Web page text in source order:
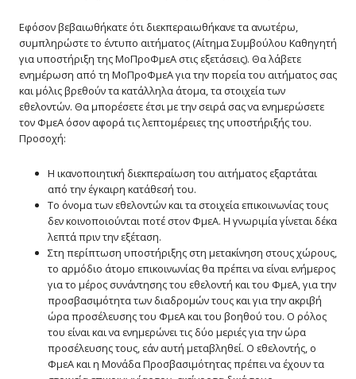
Εφόσον βεβαιωθήκατε ότι διεκπεραιωθήκανε τα ανωτέρω,
συμπληρώστε το έντυπο αιτήματος (Αίτημα Συμβούλου Καθηγητή
για υποστήριξη της ΜοΠροΦμεΑ στις εξετάσεις). Θα λάβετε
ενημέρωση από τη ΜοΠροΦμεΑ για την πορεία του αιτήματος σας
και μόλις βρεθούν τα κατάλληλα άτομα, τα στοιχεία των
εθελοντών. Θα μπορέσετε έτσι με την σειρά σας να ενημερώσετε
τον ΦμεΑ όσον αφορά τις λεπτομέρειες της υποστήριξής του.
Προσοχή:
Η ικανοποιητική διεκπεραίωση του αιτήματος εξαρτάται
από την έγκαιρη κατάθεσή του.
Το όνομα των εθελοντών και τα στοιχεία επικοινωνίας τους
δεν κοινοποιούνται ποτέ στον ΦμεΑ. Η γνωριμία γίνεται δέκα
λεπτά πριν την εξέταση.
Στη περίπτωση υποστήριξης στη μετακίνηση στους χώρους,
το αρμόδιο άτομο επικοινωνίας θα πρέπει να είναι ενήμερος
για το μέρος συνάντησης του εθελοντή και του ΦμεΑ, για την
προσβασιμότητα των διαδρομών τους και για την ακριβή
ώρα προσέλευσης του ΦμεΑ και του βοηθού του. Ο ρόλος
του είναι και να ενημερώνει τις δύο μεριές για την ώρα
προσέλευσης τους, εάν αυτή μεταβληθεί. Ο εθελοντής, ο
ΦμεΑ και η Μονάδα Προσβασιμότητας πρέπει να έχουν τα